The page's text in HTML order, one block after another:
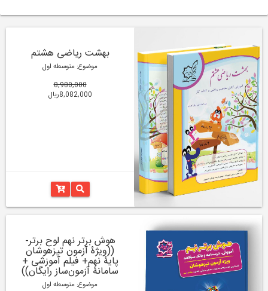
بهشت ریاضی هشتم
موضوع: متوسطه اول
8,980,000
8,082,000ریال
هوش برتر نهم لوح برتر-
((ویژۀ آزمون تیزهوشان
پایۀ نهم+ فیلم آموزشی +
سامانۀ آزمون‌ساز رایگان))
موضوع: متوسطه اول